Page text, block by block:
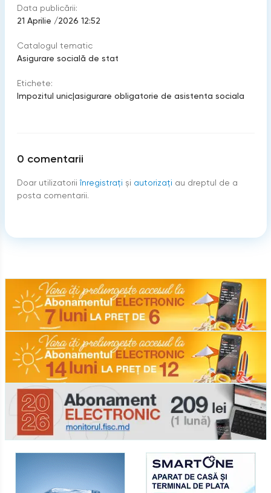
Data publicării:
21 Aprilie /2026 12:52
Catalogul tematic
Asigurare socială de stat
Etichete:
Impozitul unic|asigurare obligatorie de asistenta sociala
0 comentarii
Doar utilizatorii înregistraţi şi autorizați au dreptul de a
posta comentarii.